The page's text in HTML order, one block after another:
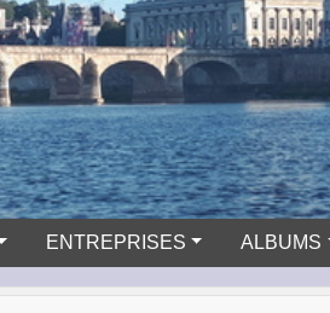
ENTREPRISES ALBUMS